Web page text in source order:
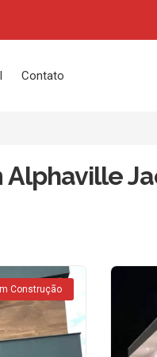
Contato
Construção